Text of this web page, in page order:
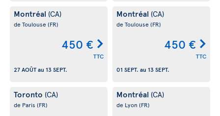
Montréal (CA)
de Toulouse (FR)
450 €
TTC
27 AOÛTau 13 SEPT.
Montréal (CA)
de Toulouse (FR)
450 €
TTC
01 SEPT. au 13 SEPT.
Toronto (CA)
de Paris (FR)
Montréal (CA)
de Lyon (FR)